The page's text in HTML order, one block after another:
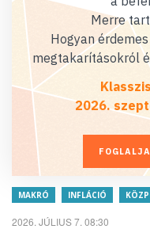
Merre
Hogyan
megtakarításokról
2026.
MAKRÓ INFLÁCIÓ
2026. JÚLIUS 7. 08:30